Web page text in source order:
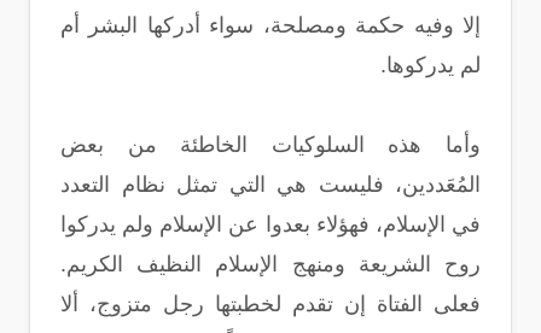
إلا وفيه حكمة ومصلحة، سواء أدركها البشر أم
لم يدركوها.
وأما هذه السلوكيات الخاطئة من بعض
المُعَددين، فليست هي التي تمثل نظام التعدد
في الإسلام، فهؤلاء بعدوا عن الإسلام ولم يدركوا
روح الشريعة ومنهج الإسلام النظيف الكريم.
فعلى الفتاة إن تقدم لخطبتها رجل متزوج، ألا